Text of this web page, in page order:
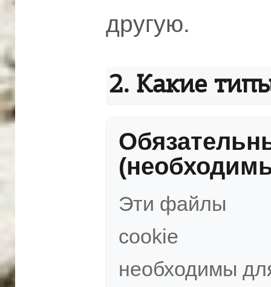
другую.
2. Какие
Эти файлы
cookie
необходимы